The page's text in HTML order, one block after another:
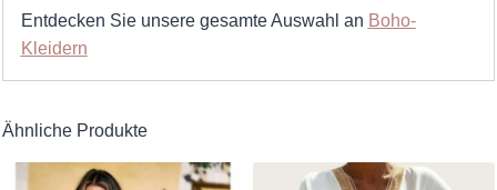
Entdecken Sie unsere gesamte Auswahl an Boho-
Kleidern
Ähnliche Produkte